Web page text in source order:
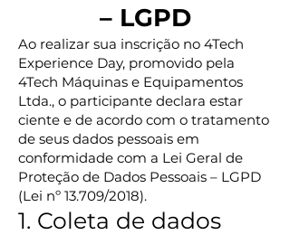
– LGPD
Ao realizar sua inscrição no 4Tech
Experience Day, promovido pela
4Tech Máquinas e Equipamentos
Ltda., o participante declara estar
ciente e de acordo com o tratamento
de seus dados pessoais em
conformidade com a Lei Geral de
Proteção de Dados Pessoais – LGPD
(Lei nº 13.709/2018).
1. Coleta de dados